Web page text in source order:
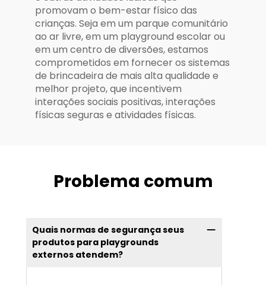
promovam o bem-estar físico das
crianças. Seja em um parque comunitário
ao ar livre, em um playground escolar ou
em um centro de diversões, estamos
comprometidos em fornecer os sistemas
de brincadeira de mais alta qualidade e
melhor projeto, que incentivem
interações sociais positivas, interações
físicas seguras e atividades físicas.
Problema comum
Quais normas de segurança seus
produtos para playgrounds
externos atendem?